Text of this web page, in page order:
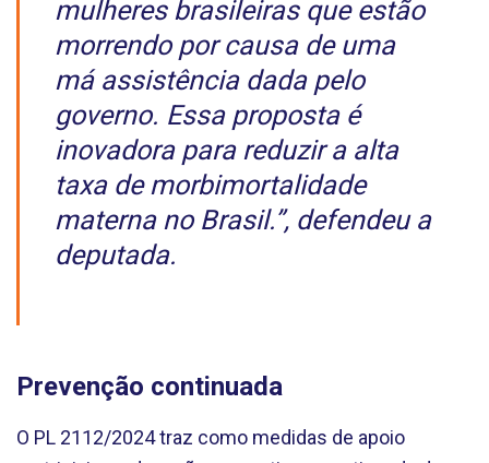
mulheres brasileiras que estão
morrendo por causa de uma
má assistência dada pelo
governo. Essa proposta é
inovadora para reduzir a alta
taxa de morbimortalidade
materna no Brasil.”, defendeu a
deputada.
Prevenção continuada
O PL 2112/2024 traz como medidas de apoio